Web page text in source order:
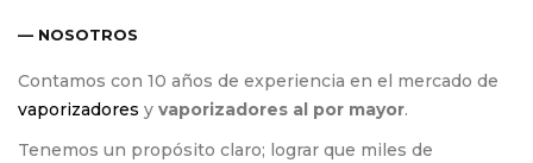
— NOSOTROS
Contamos con 10 años de experiencia en el mercado de
vaporizadores y vaporizadores al por mayor.
Tenemos un propósito claro; lograr que miles de